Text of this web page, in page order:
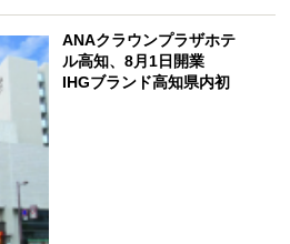
ANAクラウンプラザホテ
ル高知、8月1日開業
IHGブランド高知県内初